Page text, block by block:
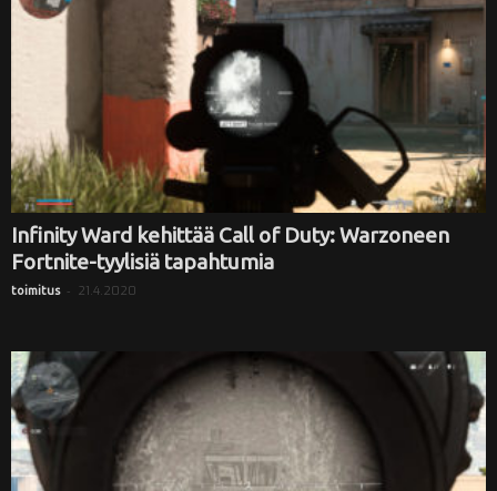
Infinity Ward kehittää Call of Duty: Warzoneen
Fortnite-tyylisiä tapahtumia
toimitus - 21.4.2020